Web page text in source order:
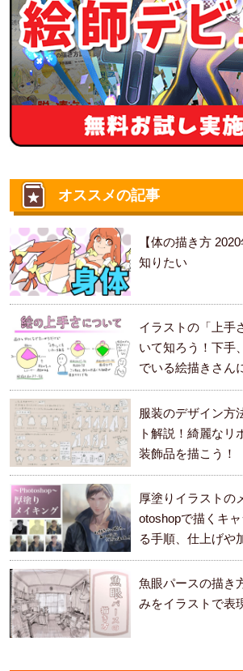
オススメの記事
【体の描き方
知りたい
イラストの「上手
いて知ろう！下手
でいる絵描きさん
服装のデザイン方
ト解説！綺麗なリ
装飾品を描こう！
厚塗りイラストの
otoshopで描くキ
る手順、仕上げや
ます。
魚眼パースの描き
みをイラストで表